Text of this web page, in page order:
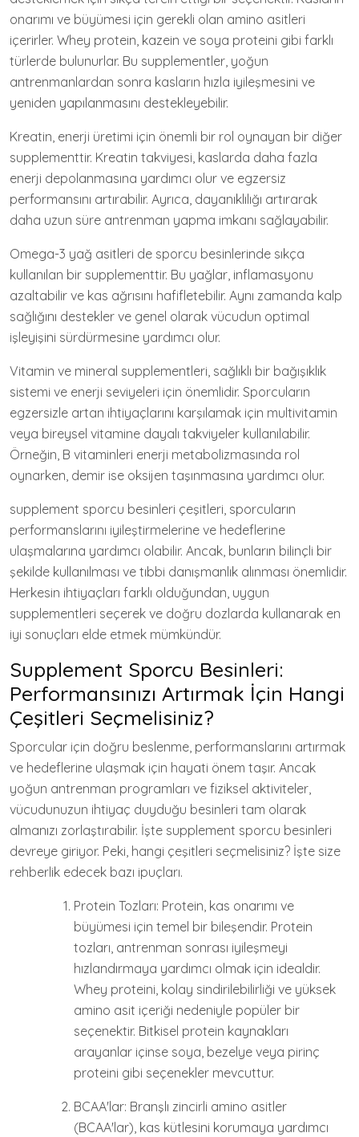
onarımı ve büyümesi için gerekli olan amino asitleri
içerirler. Whey protein, kazein ve soya proteini gibi farklı
türlerde bulunurlar. Bu supplementler, yoğun
antrenmanlardan sonra kasların hızla iyileşmesini ve
yeniden yapılanmasını destekleyebilir.
Kreatin, enerji üretimi için önemli bir rol oynayan bir diğer
supplementtir. Kreatin takviyesi, kaslarda daha fazla
enerji depolanmasına yardımcı olur ve egzersiz
performansını artırabilir. Ayrıca, dayanıklılığı artırarak
daha uzun süre antrenman yapma imkanı sağlayabilir.
Omega-3 yağ asitleri de sporcu besinlerinde sıkça
kullanılan bir supplementtir. Bu yağlar, inflamasyonu
azaltabilir ve kas ağrısını hafifletebilir. Aynı zamanda kalp
sağlığını destekler ve genel olarak vücudun optimal
işleyişini sürdürmesine yardımcı olur.
Vitamin ve mineral supplementleri, sağlıklı bir bağışıklık
sistemi ve enerji seviyeleri için önemlidir. Sporcuların
egzersizle artan ihtiyaçlarını karşılamak için multivitamin
veya bireysel vitamine dayalı takviyeler kullanılabilir.
Örneğin, B vitaminleri enerji metabolizmasında rol
oynarken, demir ise oksijen taşınmasına yardımcı olur.
supplement sporcu besinleri çeşitleri, sporcuların
performanslarını iyileştirmelerine ve hedeflerine
ulaşmalarına yardımcı olabilir. Ancak, bunların bilinçli bir
şekilde kullanılması ve tıbbi danışmanlık alınması önemlidir.
Herkesin ihtiyaçları farklı olduğundan, uygun
supplementleri seçerek ve doğru dozlarda kullanarak en
iyi sonuçları elde etmek mümkündür.
Supplement Sporcu Besinleri:
Performansınızı Artırmak İçin Hangi
Çeşitleri Seçmelisiniz?
Sporcular için doğru beslenme, performanslarını artırmak
ve hedeflerine ulaşmak için hayati önem taşır. Ancak
yoğun antrenman programları ve fiziksel aktiviteler,
vücudunuzun ihtiyaç duyduğu besinleri tam olarak
almanızı zorlaştırabilir. İşte supplement sporcu besinleri
devreye giriyor. Peki, hangi çeşitleri seçmelisiniz? İşte size
rehberlik edecek bazı ipuçları.
Protein Tozları: Protein, kas onarımı ve
büyümesi için temel bir bileşendir. Protein
tozları, antrenman sonrası iyileşmeyi
hızlandırmaya yardımcı olmak için idealdir.
Whey proteini, kolay sindirilebilirliği ve yüksek
amino asit içeriği nedeniyle popüler bir
seçenektir. Bitkisel protein kaynakları
arayanlar içinse soya, bezelye veya pirinç
proteini gibi seçenekler mevcuttur.
BCAA'lar: Branşlı zincirli amino asitler
(BCAA'lar), kas kütlesini korumaya yardımcı